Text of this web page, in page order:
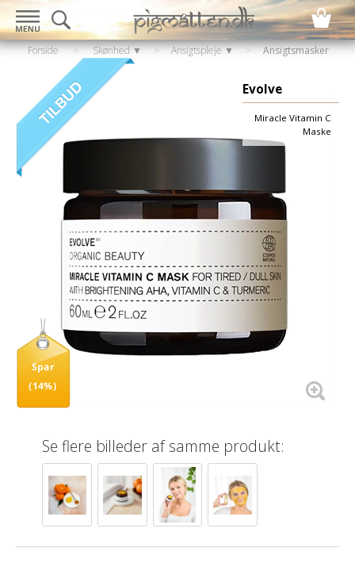
Forside > Skønhed ▼ > Ansigtspleje ▼ > Ansigtsmasker
Evolve
Miracle Vitamin C
Maske
Spar
(14%)
Se flere billeder af samme produkt: